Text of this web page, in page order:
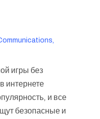
игры без
интернете
и все
безопасные и